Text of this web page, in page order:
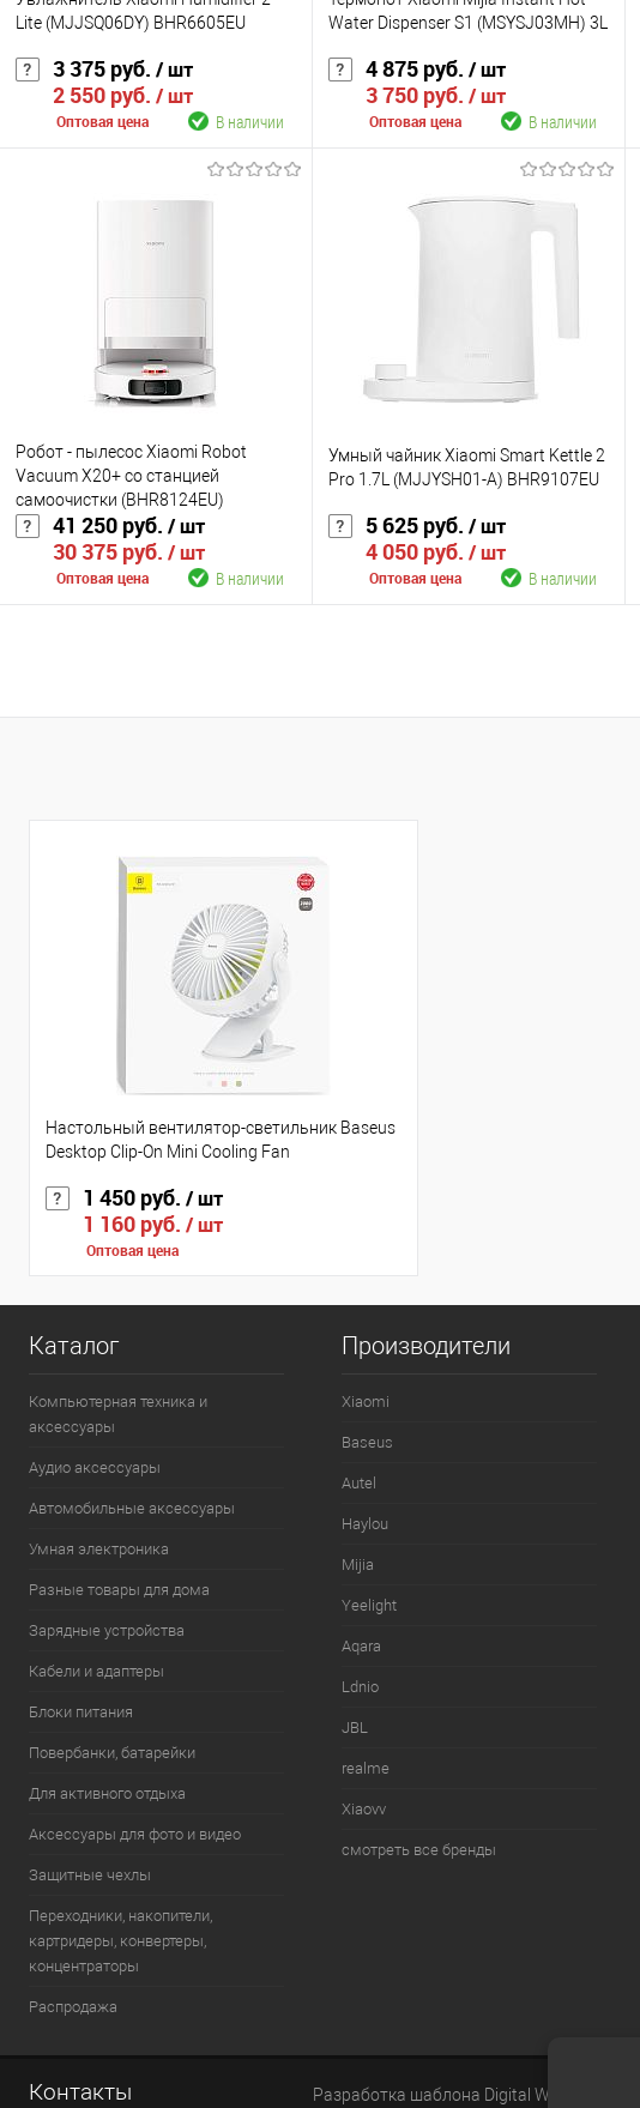
Lite (MJJSQ06DY) BHR6605EU
3 375 руб. / шт
2 550 руб. / шт
Оптовая цена В наличии
В избранное
В наличии
Water Dispenser S1 (MSYSJ03MH) 3L
4 875 руб. / шт
3 750 руб. / шт
Оптовая цена В наличии
Робот - пылесос Xiaomi Robot
Vacuum X20+ со станцией
самоочистки (BHR8124EU)
41 250 руб. / шт
30 375 руб. / шт
Оптовая цена В наличии
Умный чайник Xiaomi Smart Kettle 2
Pro 1.7L (MJJYSH01-A) BHR9107EU
5 625 руб. / шт
4 050 руб. / шт
Оптовая цена В наличии
Настольный вентилятор-светильник Baseus
Desktop Clip-On Mini Cooling Fan
1 450 руб. / шт
1 160 руб. / шт
Оптовая цена
Каталог
Компьютерная техника и
аксессуары
Аудио аксессуары
Автомобильные аксессуары
Умная электроника
Разные товары для дома
Зарядные устройства
Кабели и адаптеры
Блоки питания
Повербанки, батарейки
Для активного отдыха
Аксессуары для фото и видео
Защитные чехлы
Переходники, накопители,
картридеры, конвертеры,
концентраторы
Распродажа
Производители
Xiaomi
Baseus
Autel
Haylou
Mijia
Yeelight
Aqara
Ldnio
JBL
realme
Xiaovv
смотреть все бренды
Контакты Разработка шаблона Digital Web